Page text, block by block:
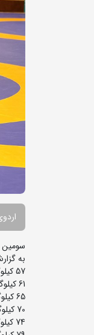
سومین اردوی
به
57 کیلوگرم: علی یحیی پور (مازندران) مهدی رحیمی (البرز) علی مومنی (مازندران)
61 کیلوگرم: شهداد خسروی (البرز) امیرعلی فریدی (البرز) امیررضا تیموری زاد (تهران) سینا زندی (همدان) محمدرضا حسینی (کرمانشاه)
65 کیلوگرم: محمدمهدی پلنگ وار (مازندران) حسین سرلک (لرستان) سجاد پیردایه (لرستان)
70 کیلوگرم: علی کرم پور (تهران) ابراهیم الهی (مازندران) سینا خلیلی (مازندران) محمدماهان خرم کاه (مازندران) ابوالفضل شمسی پور (تهران)
74 کیلوگرم: علی رضایی (مازندران) محمدرضا کماسی (تهران) مهدی عباس پور (مازندران) آریا مقدسی (لرستان) ابوالفضل حسینی (مازندران)